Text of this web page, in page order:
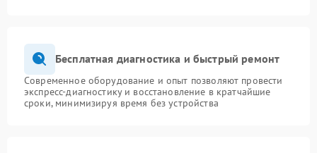
Бесплатная диагностика и быстрый ремонт
Современное оборудование и опыт позволяют провести
экспресс-диагностику и восстановление в кратчайшие
сроки, минимизируя время без устройства